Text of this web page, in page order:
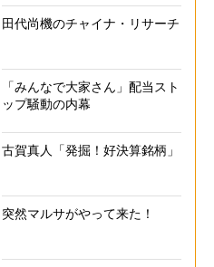
『パーカーハンガー』と『
田代尚機のチャイナ・リサーチ
「みんなで大家さん」配当スト
ップ騒動の内幕
古賀真人「発掘！好決算銘柄」
突然マルサがやって来た！